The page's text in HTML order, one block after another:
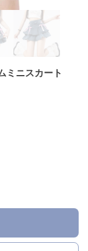
ミニスカート